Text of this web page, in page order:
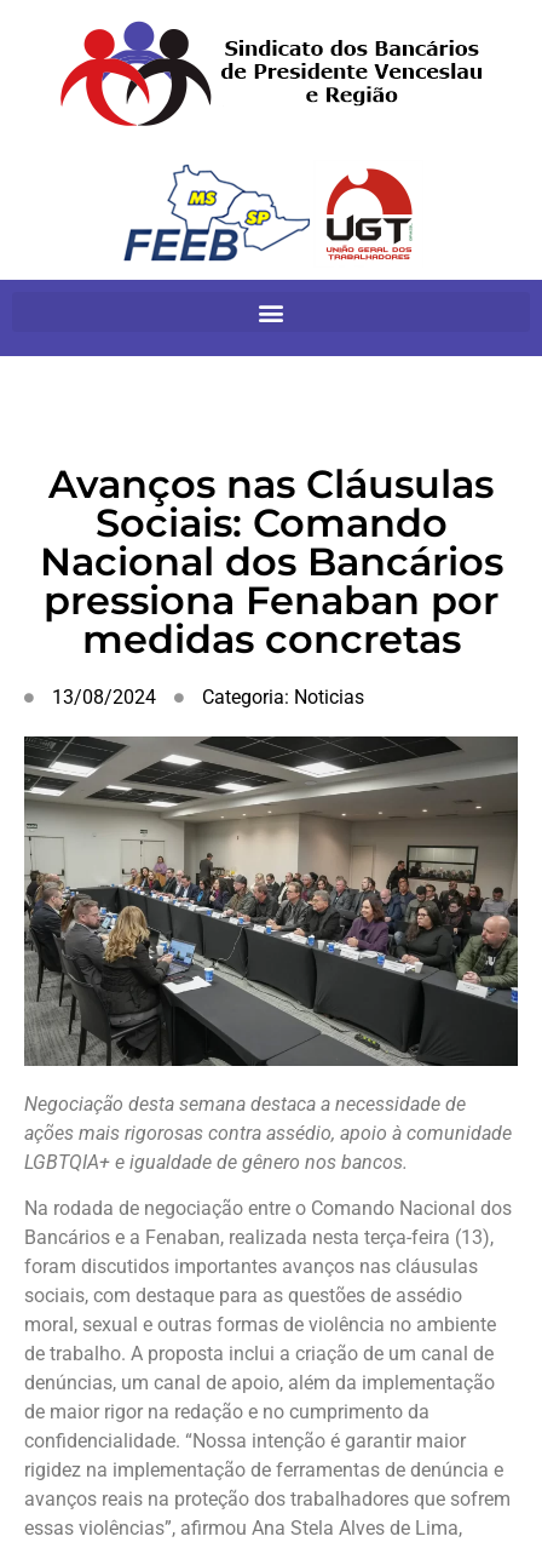
Avanços nas Cláusulas
Sociais: Comando
Nacional dos Bancários
pressiona Fenaban por
medidas concretas
13/08/2024 Categoria: Noticias
Negociação desta semana destaca a necessidade de
ações mais rigorosas contra assédio, apoio à comunidade
LGBTQIA+ e igualdade de gênero nos bancos.
Na rodada de negociação entre o Comando Nacional dos
Bancários e a Fenaban, realizada nesta terça-feira (13),
foram discutidos importantes avanços nas cláusulas
sociais, com destaque para as questões de assédio
moral, sexual e outras formas de violência no ambiente
de trabalho. A proposta inclui a criação de um canal de
denúncias, um canal de apoio, além da implementação
de maior rigor na redação e no cumprimento da
confidencialidade. “Nossa intenção é garantir maior
rigidez na implementação de ferramentas de denúncia e
avanços reais na proteção dos trabalhadores que sofrem
essas violências”, afirmou Ana Stela Alves de Lima,